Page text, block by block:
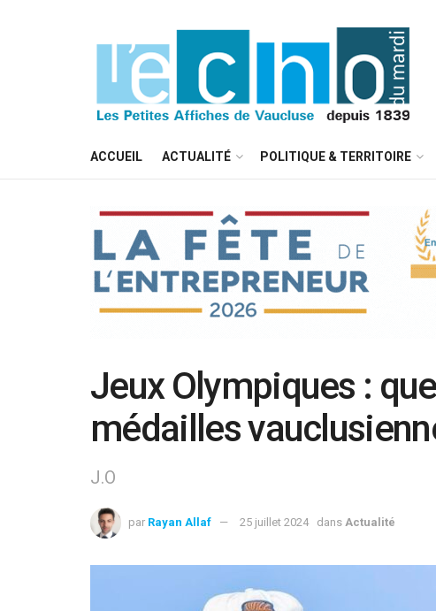
ACCUEIL ACTUALITÉ POLITIQUE & TERRITOIRE
Jeux Olympiques :
médailles
J.O
par Rayan Allaf 25 juillet 2024 dans Actualité